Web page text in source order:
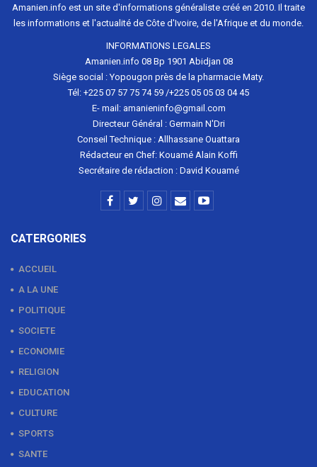
Amanien.info est un site d'informations généraliste créé en 2010. Il traite
les informations et l'actualité de Côte d'Ivoire, de l'Afrique et du monde.
INFORMATIONS LEGALES
Amanien.info 08 Bp 1901 Abidjan 08
Siège social : Yopougon près de la pharmacie Maty.
Tél: +225 07 57 75 74 59 /+225 05 05 03 04 45
E- mail: amanieninfo@gmail.com
Directeur Général : Germain N'Dri
Conseil Technique : Allhassane Ouattara
Rédacteur en Chef: Kouamé Alain Koffi
Secrétaire de rédaction : David Kouamé
CATERGORIES
ACCUEIL
A LA UNE
POLITIQUE
SOCIETE
ECONOMIE
RELIGION
EDUCATION
CULTURE
SPORTS
SANTE